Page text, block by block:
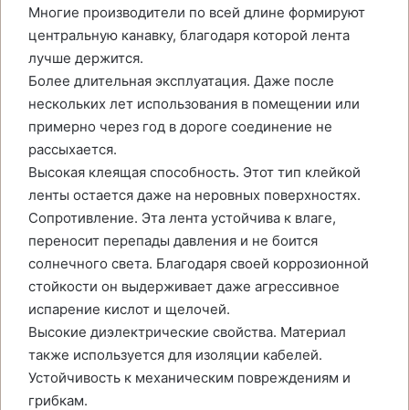
Многие производители по всей длине формируют
центральную канавку, благодаря которой лента
лучше держится.
Более длительная эксплуатация. Даже после
нескольких лет использования в помещении или
примерно через год в дороге соединение не
рассыхается.
Высокая клеящая способность. Этот тип клейкой
ленты остается даже на неровных поверхностях.
Сопротивление. Эта лента устойчива к влаге,
переносит перепады давления и не боится
солнечного света. Благодаря своей коррозионной
стойкости он выдерживает даже агрессивное
испарение кислот и щелочей.
Высокие диэлектрические свойства. Материал
также используется для изоляции кабелей.
Устойчивость к механическим повреждениям и
грибкам.